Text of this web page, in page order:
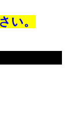
い。